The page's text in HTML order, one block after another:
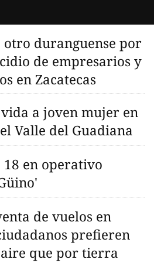
otro duranguense por
de empresarios y
en Zacatecas
a joven mujer en
Valle del Guadiana
18 en operativo
de vuelos en
prefieren
que por tierra